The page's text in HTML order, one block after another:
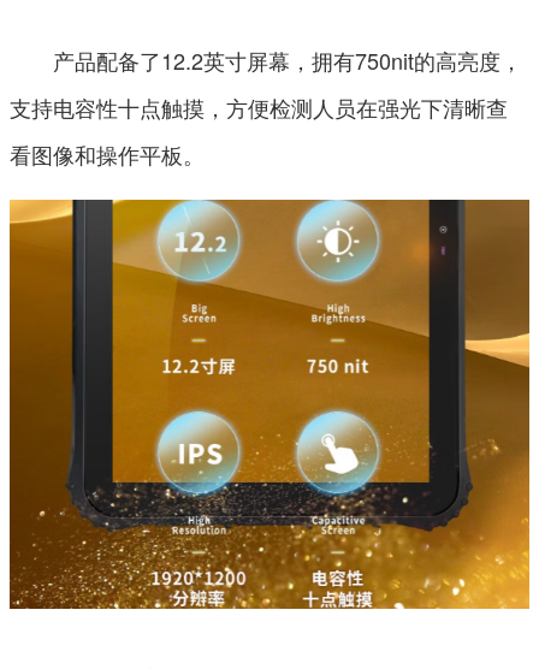
产品配备了12.2英寸屏幕，拥有750nit的高亮度，
支持电容性十点触摸，方便检测人员在强光下清晰查
看图像和操作平板。